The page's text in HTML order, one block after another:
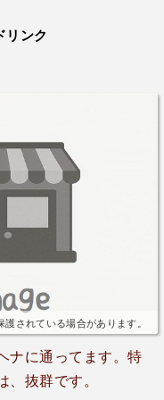
リンク
護されている場合があります。
ナに通ってます。特
、抜群です。